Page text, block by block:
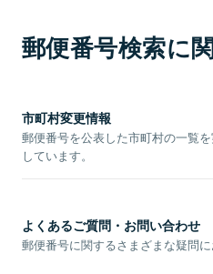
郵便番号検索に
市町村変更情報
郵便番号を公表した市町村の一覧
しています。
よくあるご質問・お問い合わせ
郵便番号に関するさまざまな疑問に